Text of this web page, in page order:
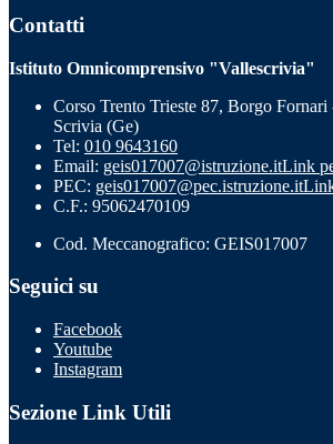
Contatti
Istituto Omnicomprensivo "Vallescrivia"
Corso Trento Trieste 87, Borgo
Scrivia (Ge)
Tel: 010 9643160
Email: geis017007@istruzione.itLink
PEC: geis017007@pec.istruzione.it
C.F.: 95062470109
Cod. Meccanografico: GEIS017007
Seguici su
Facebook
Youtube
Instagram
Sezione Link Utili